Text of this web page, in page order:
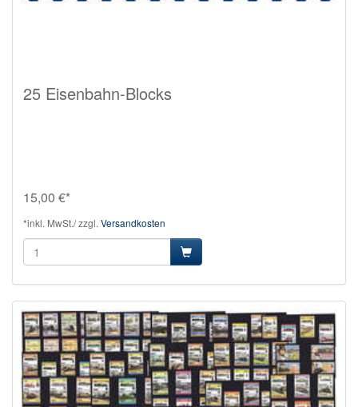
25 Eisenbahn-Blocks
15,00 €*
*inkl. MwSt./ zzgl. Versandkosten